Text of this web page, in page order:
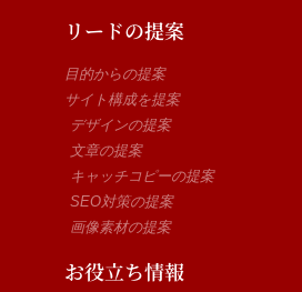
リードの提案
目的からの提案
サイト構成を提案
デザインの提案
文章の提案
キャッチコピーの提案
SEO対策の提案
画像素材の提案
お役立ち情報